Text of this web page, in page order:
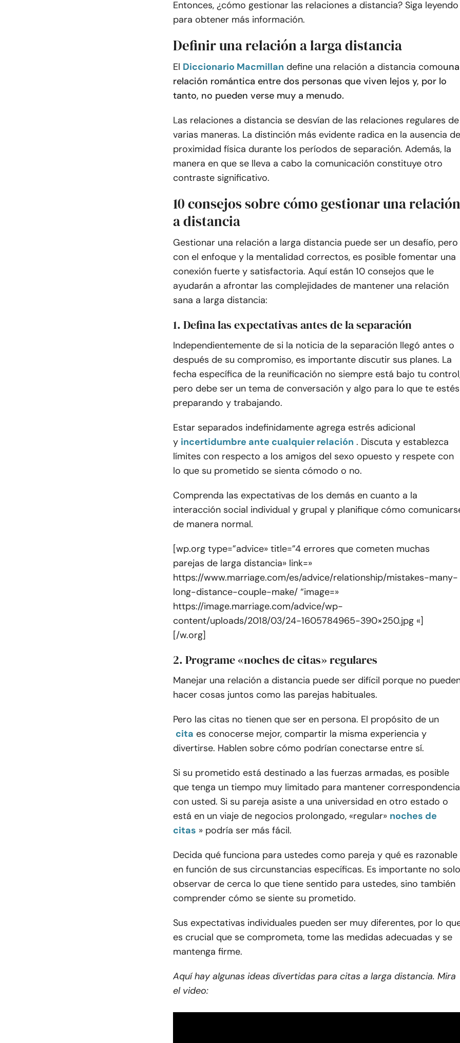
Entonces, ¿cómo gestionar las relaciones a distancia? Siga leyendo
para obtener más información.
Definir una relación a larga distancia
El Diccionario Macmillan define una relación a distancia comouna
relación romántica entre dos personas que viven lejos y, por lo
tanto, no pueden verse muy a menudo.
Las relaciones a distancia se desvían de las relaciones regulares de
varias maneras. La distinción más evidente radica en la ausencia de
proximidad física durante los períodos de separación. Además, la
manera en que se lleva a cabo la comunicación constituye otro
contraste significativo.
10 consejos sobre cómo gestionar una relación
a distancia
Gestionar una relación a larga distancia puede ser un desafío, pero
con el enfoque y la mentalidad correctos, es posible fomentar una
conexión fuerte y satisfactoria. Aquí están 10 consejos que le
ayudarán a afrontar las complejidades de mantener una relación
sana a larga distancia:
1. Defina las expectativas antes de la separación
Independientemente de si la noticia de la separación llegó antes o
después de su compromiso, es importante discutir sus planes. La
fecha específica de la reunificación no siempre está bajo tu
pero debe ser un tema de conversación y algo para lo que te estés
preparando y trabajando.
Estar separados indefinidamente agrega estrés adicional
y incertidumbre ante cualquier relación . Discuta y establezca
límites con respecto a los amigos del sexo opuesto y respete con
lo que su prometido se sienta cómodo o no.
Comprenda las expectativas de los demás en cuanto a la
interacción social individual y grupal y planifique cómo
de manera normal.
[wp.org type=”advice» title=”4 errores que cometen muchas
parejas de larga distancia» link=»
https://www.marriage.com/es/advice/relationship/mistakes-many-
long-distance-couple-make/ “image=»
https://image.marriage.com/advice/wp-
content/uploads/2018/03/24-1605784965-390×250.jpg «]
[/w.org]
2. Programe «noches de citas» regulares
Manejar una relación a distancia puede ser difícil porque no
hacer cosas juntos como las parejas habituales.
Pero las citas no tienen que ser en persona. El propósito de un
cita es conocerse mejor, compartir la misma experiencia y
divertirse. Hablen sobre cómo podrían conectarse entre sí.
Si su prometido está destinado a las fuerzas armadas, es posible
que tenga un tiempo muy limitado para mantener correspondencia
con usted. Si su pareja asiste a una universidad en otro estado o
está en un viaje de negocios prolongado, «regular» noches de
citas » podría ser más fácil.
Decida qué funciona para ustedes como pareja y qué es razonable
en función de sus circunstancias específicas. Es importante no solo
observar de cerca lo que tiene sentido para ustedes, sino también
comprender cómo se siente su prometido.
Sus expectativas individuales pueden ser muy diferentes, por lo
es crucial que se comprometa, tome las medidas adecuadas y se
mantenga firme.
Aquí hay algunas ideas divertidas para citas a larga distancia. Mira
el video: